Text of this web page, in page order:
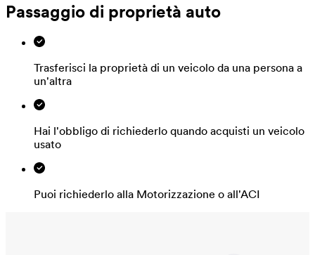
Passaggio di proprietà auto
Trasferisci la proprietà di un veicolo da una persona a
un'altra
Hai l'obbligo di richiederlo quando acquisti un veicolo
usato
Puoi richiederlo alla Motorizzazione o all'ACI